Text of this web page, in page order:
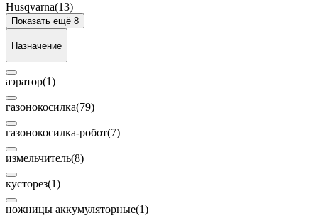
Husqvarna(13)
Показать ещё 8
Назначение
аэратор(1)
газонокосилка(79)
газонокосилка-робот(7)
измельчитель(8)
кусторез(1)
ножницы аккумуляторные(1)